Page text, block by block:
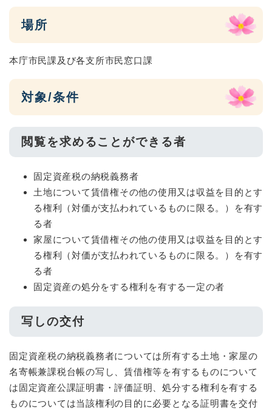
場所
本庁市民課及び各支所市民窓口課
対象/条件
閲覧を求めることができる者
固定資産税の納税義務者
土地について賃借権その他の使用又は収益を目的とす
る権利（対価が支払われているものに限る。）を有す
る者
家屋について賃借権その他の使用又は収益を目的とす
る権利（対価が支払われているものに限る。）を有す
る者
固定資産の処分をする権利を有する一定の者
写しの交付
固定資産税の納税義務者については所有する土地・家屋の
名寄帳兼課税台帳の写し、賃借権等を有するものについて
は固定資産公課証明書・評価証明、処分する権利を有する
ものについては当該権利の目的に必要となる証明書を交付